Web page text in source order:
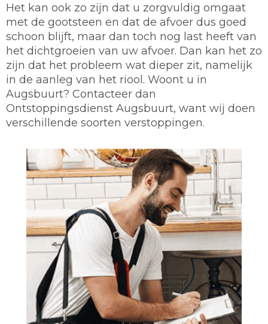
Het kan ook zo zijn dat u zorgvuldig omgaat
met de gootsteen en dat de afvoer dus goed
schoon blijft, maar dan toch nog last heeft van
het dichtgroeien van uw afvoer. Dan kan het zo
zijn dat het probleem wat dieper zit, namelijk
in de aanleg van het riool. Woont u in
Augsbuurt? Contacteer dan
Ontstoppingsdienst Augsbuurt, want wij doen
verschillende soorten verstoppingen.